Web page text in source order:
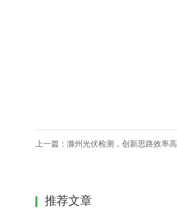
上一篇： 滁州光伏检测，创新思路效率高
推荐文章